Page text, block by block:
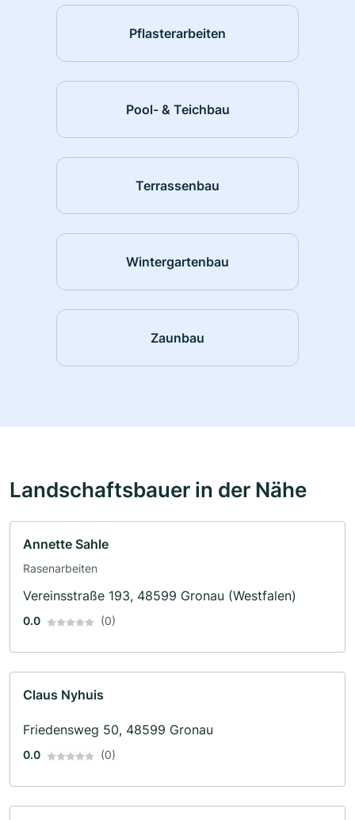
Pflasterarbeiten
Pool- & Teichbau
Terrassenbau
Wintergartenbau
Zaunbau
Landschaftsbauer in der Nähe
Annette Sahle
Rasenarbeiten
Vereinsstraße 193, 48599 Gronau (Westfalen)
0.0 (0)
Claus Nyhuis
Friedensweg 50, 48599 Gronau
0.0 (0)